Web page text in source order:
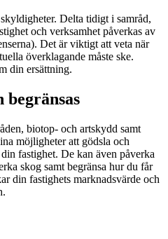
Delta tidigt i samråd,
och verksamhet påverkas av
Det är viktigt att veta när
överklagande måste ske.
din ersättning.
begränsas
biotop- och artskydd samt
möjligheter att gödsla och
fastighet. De kan även påverka
skog samt begränsa hur du får
din fastighets marknadsvärde och